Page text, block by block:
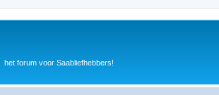
het forum voor Saabliefhebbers!